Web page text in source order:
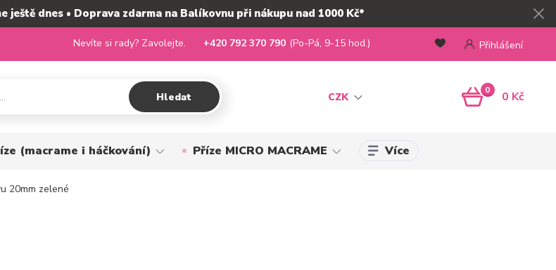
ještě dnes • Doprava zdarma na Balíkovnu při nákupu nad 1000 Kč*
CZK
Přihlášení
Hledat
Nevíte si rady? Zavolejte. +420 792 370 790 (Po-Pá, 9-15 hod.)
0 0 Kč
(macrame i háčkování) Příze MICRO MACRAME Více
20mm zelené